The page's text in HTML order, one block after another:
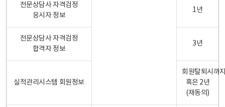
전문상담사 자격검정
응시자 정보
1년
전문상담사 자격검정
합격자 정보
3년
실적관리시스템 회원정보
회원탈퇴시까
혹은 2년
(재동의)